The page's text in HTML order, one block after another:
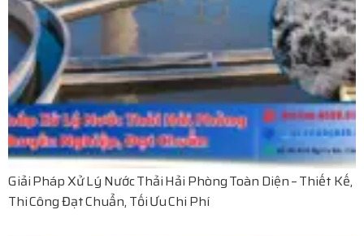
Giải Pháp Xử Lý Nước Thải Hải Phòng Toàn Diện – Thiết Kế,
Thi Công Đạt Chuẩn, Tối Ưu Chi Phí